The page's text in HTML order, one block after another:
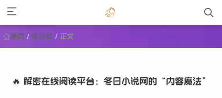
首页 / 未分类 / 正文
🔥 解密在线阅读平台：冬日小说网的“内容魔法”